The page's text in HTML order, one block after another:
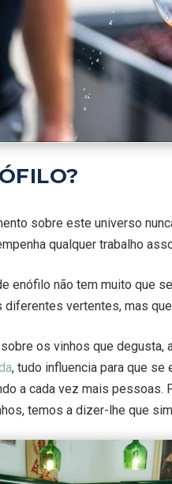
sobre este universo
qualquer trabalho
enófilo não tem muito que
diferentes vertentes, mas
os vinhos que
, tudo influencia para que
a cada vez mais
temos a dizer-lhe que